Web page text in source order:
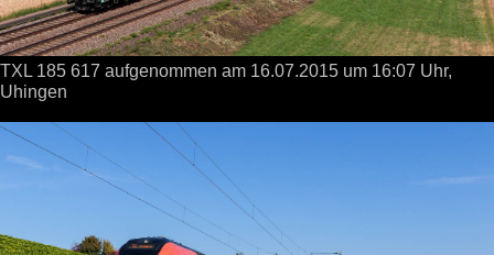
TXL 185 617 aufgenommen am 16.07.2015 um 16:07 Uhr,
Uhingen